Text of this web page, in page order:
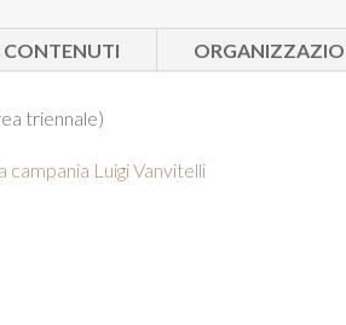
CONTENUTI
triennale)
campania Luigi Vanvitelli